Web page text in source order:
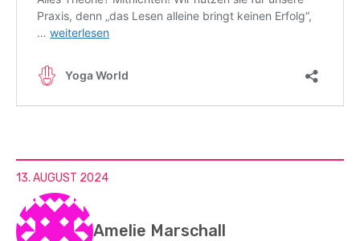
13. AUGUST 2024
Amelie Marschall